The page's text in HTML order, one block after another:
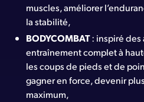
muscles, améliorer
la stabilité,
BODYCOMBAT: inspiré des
entraînement complet à
les coups de pieds et de
gagner en force, devenir
maximum,